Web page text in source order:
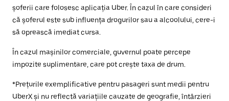
șoferii care folosesc aplicația Uber. În cazul în care consideri
că șoferul este sub influența drogurilor sau a alcoolului, cere-i
să oprească imediat cursa.
În cazul mașinilor comerciale, guvernul poate percepe
impozite suplimentare, care pot crește taxa de drum.
*Prețurile exemplificative pentru pasageri sunt medii pentru
UberX și nu reflectă variațiile cauzate de geografie, întârzieri